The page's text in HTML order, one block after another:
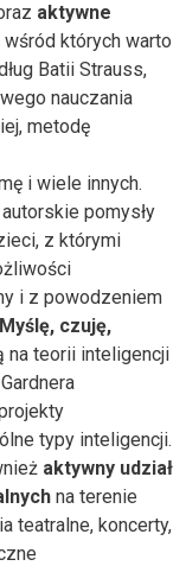
aktywne
których warto
Batii Strauss,
nauczania
metodę
i wiele innych.
pomysły
z którymi
i z powodzeniem
czuję,
na teorii inteligencji
typy inteligencji.
aktywny udział
na terenie
teatralne, koncerty,